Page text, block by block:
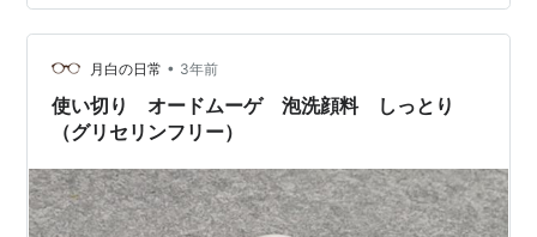
門のスキンケアブランド。特にその核となる成分である
オードムーゲ温泉水は、肌を鎮静させる効果が絶大で
す。 【100円OFFクーポン配布中!】オードムーゲ薬用ロ
ーション500ml×2本【医薬部外品】【送料無料】価格:
4180 円楽天で詳…
月白の日常 • 3年前
使い切り オードムーゲ 泡洗顔料 しっとり
（グリセリンフリー）